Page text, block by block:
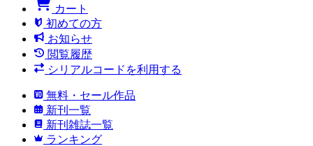
カート
初めての方
お知らせ
閲覧履歴
シリアルコードを利用する
無料・セール作品
新刊一覧
新刊雑誌一覧
ランキング